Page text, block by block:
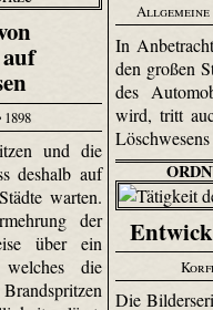
In
den großen
des
wird, tritt
1898
und die
deshalb auf
warten.
der
über ein
die
Die